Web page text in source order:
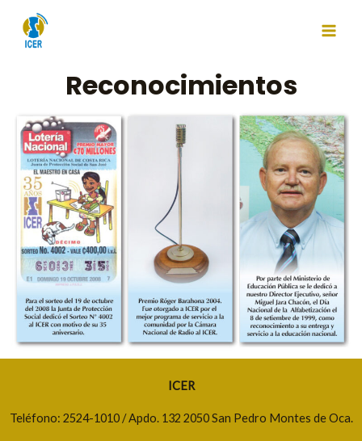
Reconocimientos
ICER
Teléfono: 2524-1010 / Apdo. 132 2050 San Pedro Montes de Oca.